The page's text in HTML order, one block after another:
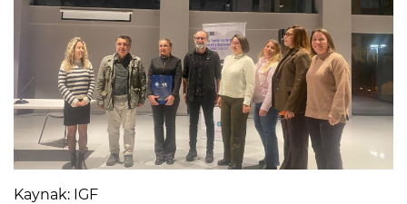
Kaynak: IGF